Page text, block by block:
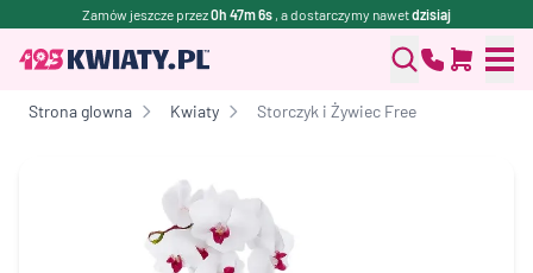
Zamów jeszcze przez0h 47m 6s , a dostarczymy nawetdzisiaj
Strona glowna Kwiaty Storczyk i Żywiec Free